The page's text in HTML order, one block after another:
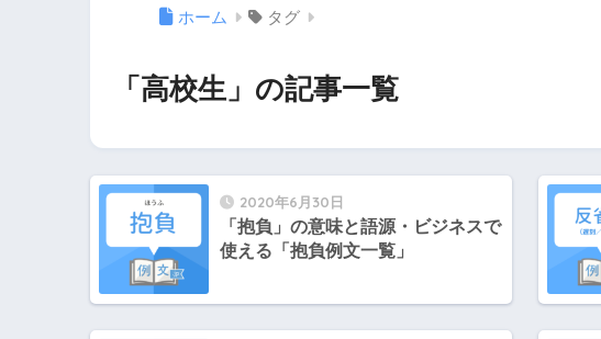
ホーム タグ
「高校生」の記事一覧
2020年6月30日
「抱負」の意味と語源・ビジネスで
使える「抱負例文一覧」